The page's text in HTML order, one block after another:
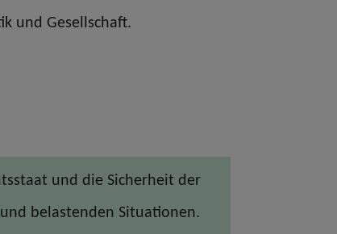
und Gesellschaft.
und die Sicherheit der
belastenden Situationen.